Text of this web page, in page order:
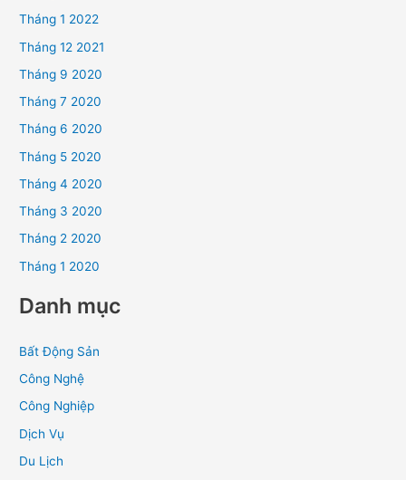
Tháng 1 2022
Tháng 12 2021
Tháng 9 2020
Tháng 7 2020
Tháng 6 2020
Tháng 5 2020
Tháng 4 2020
Tháng 3 2020
Tháng 2 2020
Tháng 1 2020
Danh mục
Bất Động Sản
Công Nghệ
Công Nghiệp
Dịch Vụ
Du Lịch